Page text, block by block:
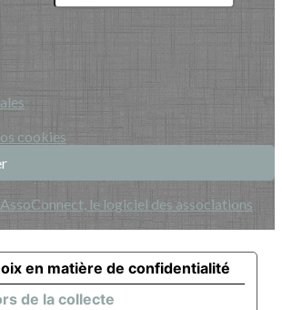
cookies
le logiciel des associations
de la collecte
en matière de confidentialité